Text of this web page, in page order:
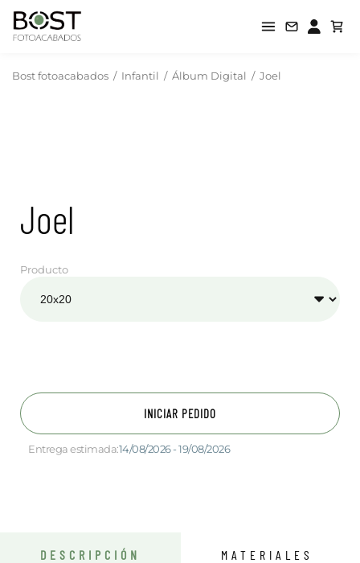
Bost fotoacabados / Infantil / Álbum Digital / Joel
Joel
Producto
INICIAR PEDIDO
Entrega estimada:14/08/2026 - 19/08/2026
DESCRIPCIÓN MATERIALES